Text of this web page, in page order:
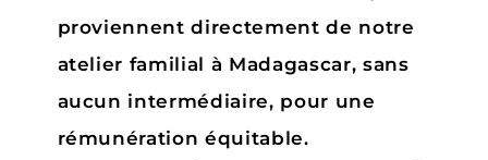
proviennent directement de notre
atelier familial à Madagascar, sans
aucun intermédiaire, pour une
rémunération équitable.